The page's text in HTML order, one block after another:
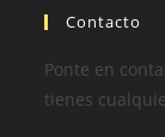
Contacto
Ponte en
tienes